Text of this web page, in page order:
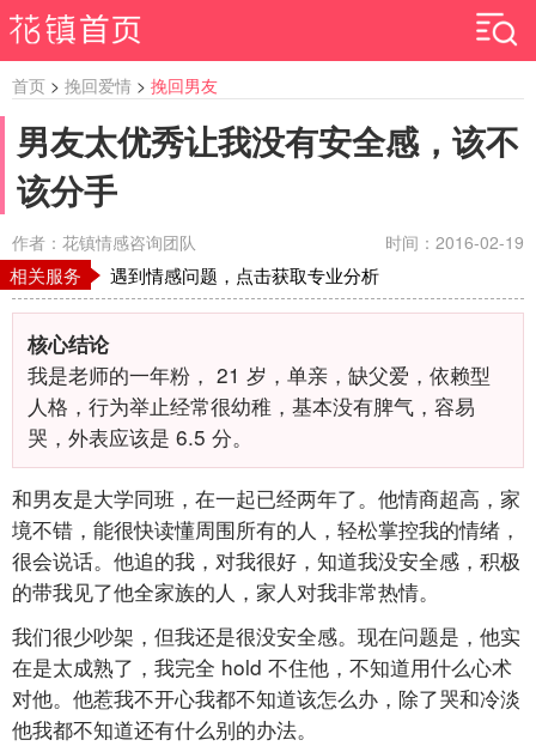
首页 > 挽回爱情 > 挽回男友
男友太优秀让我没有安全感，该不
该分手
作者：花镇情感咨询团队 时间：2016-02-19
相关服务 遇到情感问题，点击获取专业分析
核心结论
我是老师的一年粉， 21 岁，单亲，缺父爱，依赖型
人格，行为举止经常很幼稚，基本没有脾气，容易
哭，外表应该是 6.5 分。
和男友是大学同班，在一起已经两年了。他情商超高，家
境不错，能很快读懂周围所有的人，轻松掌控我的情绪，
很会说话。他追的我，对我很好，知道我没安全感，积极
的带我见了他全家族的人，家人对我非常热情。
我们很少吵架，但我还是很没安全感。现在问题是，他实
在是太成熟了，我完全 hold 不住他，不知道用什么心术
对他。他惹我不开心我都不知道该怎么办，除了哭和冷淡
他我都不知道还有什么别的办法。